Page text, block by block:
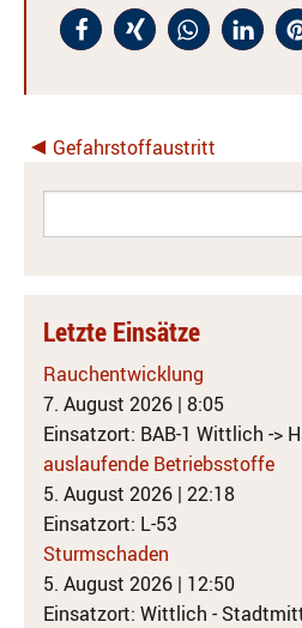
Gefahrstoffaustritt
Letzte Einsätze
Rauchentwicklung
7. August 2026 | 8:05
Einsatzort: BAB-1 Wittlich ->
auslaufende Betriebsstoffe
5. August 2026 | 22:18
Einsatzort: L-53
Sturmschaden
5. August 2026 | 12:50
Einsatzort: Wittlich -